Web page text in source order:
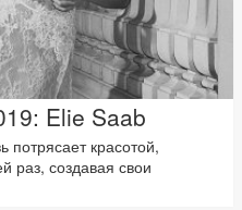
Elie Saab
потрясает красотой,
раз, создавая свои